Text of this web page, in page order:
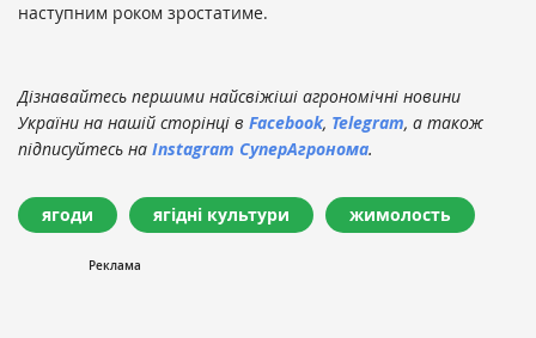
наступним роком зростатиме.
Дізнавайтесь першими найсвіжіші агрономічні новини
України на нашій сторінці в Facebook, Telegram, а також
підписуйтесь на Instagram СуперАгронома.
ягоди ягідні культури жимолость